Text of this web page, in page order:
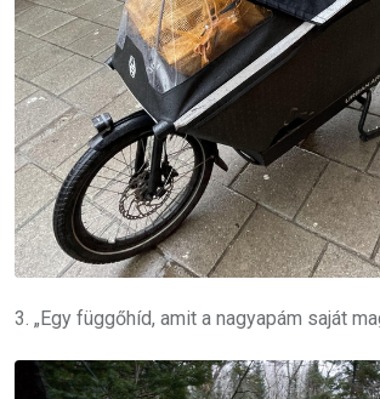
3. „Egy függőhíd, amit a nagyapám saját